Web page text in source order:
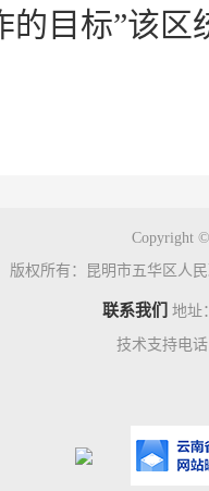
的目标”该
Copyright
版权所有：昆明市五华区人
联系我们 地址
技术支持电